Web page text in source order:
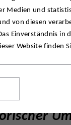
Medien und
von diesen
Einverständnis in
Website finden